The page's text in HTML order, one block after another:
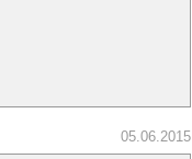
05.06.2015